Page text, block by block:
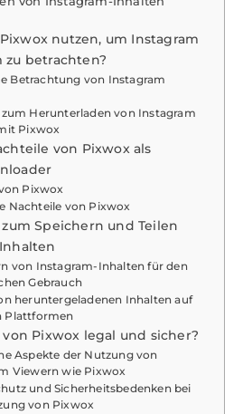
nutzen, um Instagram
zu betrachten?
Betrachtung von Instagram
Herunterladen von Instagram
Pixwox
von Pixwox als
Pixwox
Nachteile von Pixwox
zum Speichern und Teilen
von Instagram-Inhalten für den
Gebrauch
heruntergeladenen Inhalten auf
Plattformen
Pixwox legal und sicher?
Aspekte der Nutzung von
Viewern wie Pixwox
und Sicherheitsbedenken bei
von Pixwox